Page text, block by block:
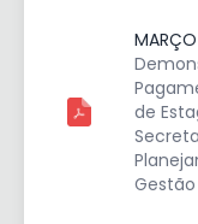
de
Gestão